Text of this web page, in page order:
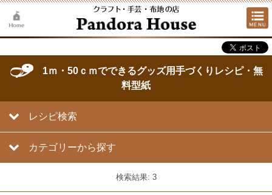
1ｍ・50ｃｍでできるグッズ用手づくりレシピ・無
料型紙
レシピ検索
カテゴリーから探す
検索結果: 3